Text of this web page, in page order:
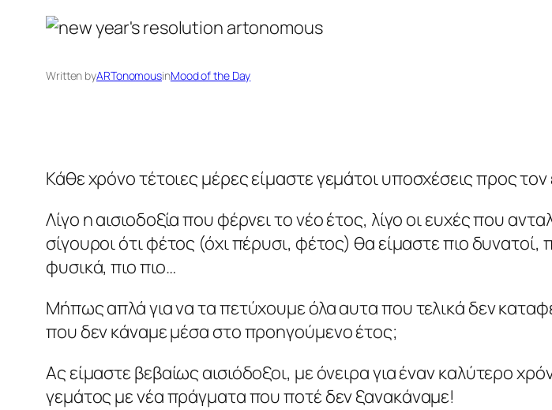
Written byARTonomousinMood of the Day
Κάθε χρόνο τέτοιες μέρες είμαστε γεμάτοι υποσχέσεις προς
Λίγο η αισιοδοξία που φέρνει το νέο έτος, λίγο οι ευχές που
σίγουροι ότι φέτος (όχι πέρυσι, φέτος) θα είμαστε πιο
φυσικά, πιο πιο…
Μήπως απλά για να τα πετύχουμε όλα αυτα που τελικά δεν
που δεν κάναμε μέσα στο προηγούμενο έτος;
Ας είμαστε βεβαίως αισιόδοξοι, με όνειρα για έναν καλύτερο
γεμάτος με νέα πράγματα που ποτέ δεν ξανακάναμε!